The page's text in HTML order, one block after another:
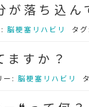
が落ち込ん
:脳梗塞リハビリ タグ:
すか？
ー:脳梗塞リハビリ